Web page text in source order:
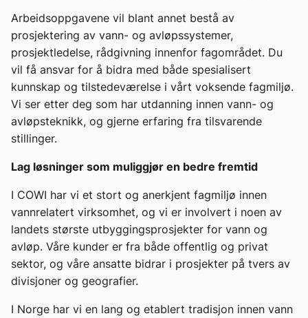
Arbeidsoppgavene vil blant annet bestå av
prosjektering av vann- og avløpssystemer,
prosjektledelse, rådgivning innenfor fagområdet. Du
vil få ansvar for å bidra med både spesialisert
kunnskap og tilstedeværelse i vårt voksende fagmiljø.
Vi ser etter deg som har utdanning innen vann- og
avløpsteknikk, og gjerne erfaring fra tilsvarende
stillinger.
Lag løsninger som muliggjør en bedre fremtid
I COWI har vi et stort og anerkjent fagmiljø innen
vannrelatert virksomhet, og vi er involvert i noen av
landets største utbyggingsprosjekter for vann og
avløp. Våre kunder er fra både offentlig og privat
sektor, og våre ansatte bidrar i prosjekter på tvers av
divisjoner og geografier.
I Norge har vi en lang og etablert tradisjon innen vann